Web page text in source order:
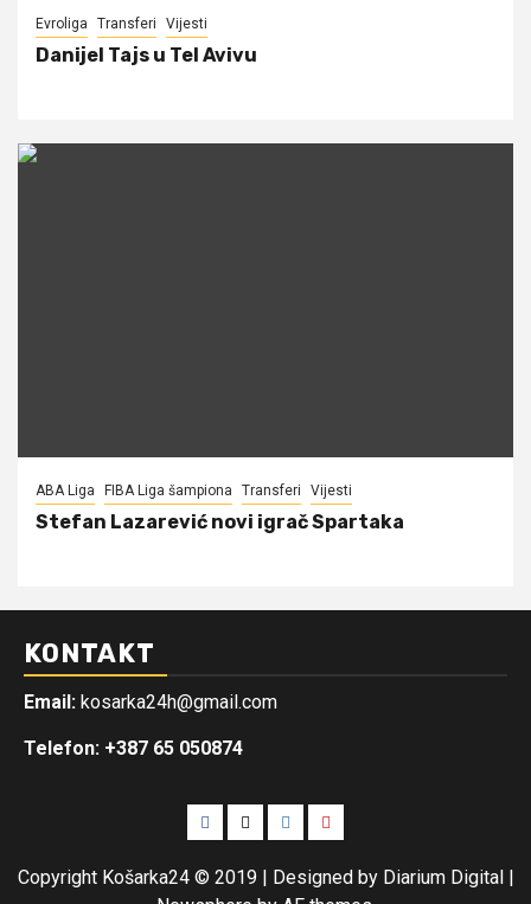
Evroliga Transferi Vijesti
Danijel Tajs u Tel Avivu
ABA Liga FIBA Liga šampiona Transferi Vijesti
Stefan Lazarević novi igrač Spartaka
KONTAKT
Email: kosarka24h@gmail.com
Telefon: +387 65 050874
Facebook
TwitterInstagramYoutube
Copyright Košarka24 © 2019 | Designed by Diarium Digital |